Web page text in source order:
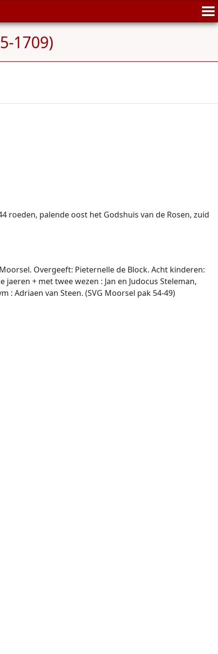
1709)
palende oost het Godshuis van de Rosen, zuid
Overgeeft: Pieternelle de Block. Acht kinderen:
+ met twee wezen : Jan en Judocus Steleman,
: Adriaen van Steen. (SVG Moorsel pak 54-49)